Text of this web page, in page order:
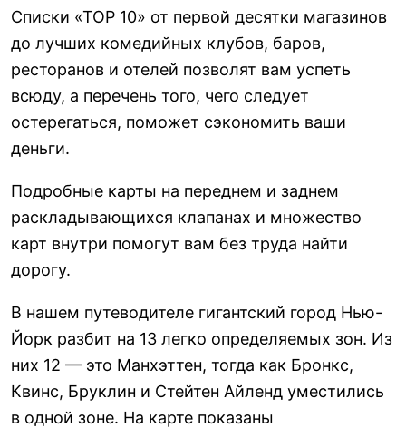
Списки «ТОР 10» от первой десятки магазинов
до лучших комедийных клубов, баров,
ресторанов и отелей позволят вам успеть
всюду, а перечень того, чего следует
остерегаться, поможет сэкономить ваши
деньги.
Подробные карты на переднем и заднем
раскладывающихся клапанах и множество
карт внутри помогут вам без труда найти
дорогу.
В нашем путеводителе гигантский город Нью-
Йорк разбит на 13 легко определяемых зон. Из
них 12 — это Манхэттен, тогда как Бронкс,
Квинс, Бруклин и Стейтен Айленд уместились
в одной зоне. На карте показаны